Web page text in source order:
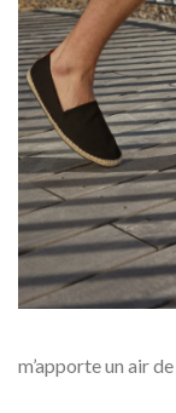
m’apporte un air